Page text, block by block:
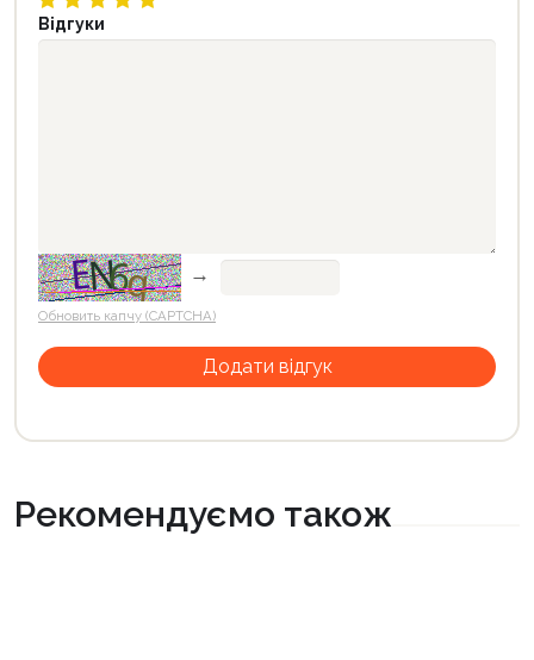
Відгуки
→
Обновить капчу (CAPTCHA)
Рекомендуємо також